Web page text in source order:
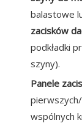
balastowe
zacisków
podkładki
szyny).
Panele
wspólnych